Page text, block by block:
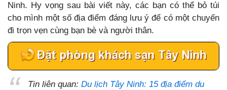
Ninh. Hy vọng sau bài viết này, các bạn có thể bỏ túi
cho mình một số địa điểm đáng lưu ý để có một chuyến
đi trọn vẹn cùng bạn bè và người thân.
Tin liên quan: Du lịch Tây Ninh: 15 địa điểm du